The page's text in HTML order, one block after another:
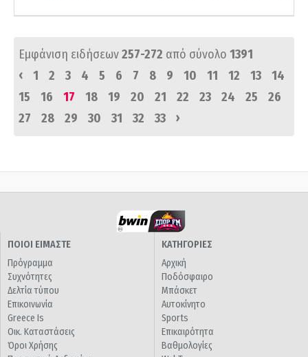
Εμφάνιση ειδήσεων257-272 από σύνολο 1391
‹
1 2 3 4 5 6 7 8 9 10 11 12 13
14
15
16 17 18 19 20 21 22 23 24 25
26
27
28 29 30 31 32 33 ›
ΠΟΙΟΙ ΕΙΜΑΣΤΕ
Πρόγραμμα
Συχνότητες
Δελτία τύπου
Επικοινωνία
Greece Is
Οικ. Καταστάσεις
Όροι Χρήσης
ΚΑΤΗΓΟΡΙΕΣ
Αρχική
Ποδόσφαιρο
Μπάσκετ
Αυτοκίνητο
Sports
Επικαιρότητα
Βαθμολογίες